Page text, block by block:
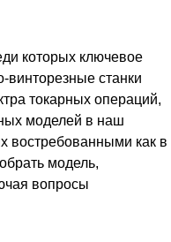
которых ключевое
винторезные станки
токарных операций,
моделей в наш
востребованными как в
модель,
вопросы